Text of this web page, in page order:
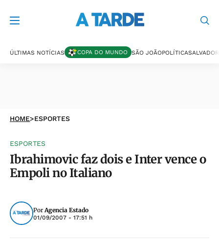
ÚLTIMAS NOTÍCIAS COPA DO MUNDO SÃO JOÃOPOLÍTICASALVADOR
HOME>ESPORTES
ESPORTES
Ibrahimovic faz dois e Inter vence o
Empoli no Italiano
PorAgencia Estado
01/09/2007 - 17:51 h